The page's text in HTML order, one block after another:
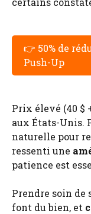
👉 50% de
Push-Up
Prix élevé (40 $
aux États-Unis.
naturelle pour
ressenti une
patience est
Prendre soin de
font du bien, et